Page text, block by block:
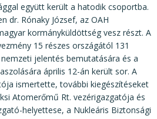
együtt került a hatodik csoportba.
dr. Rónaky József, az OAH
kormányküldöttség vesz részt. A
15 részes országától 131
jelentés bemutatására és a
április 12-án került sor. A
ismertette, további kiegészítéseket
Atomerőmű Rt. vezérigazgatója és
helyettese, a Nukleáris Biztonsági